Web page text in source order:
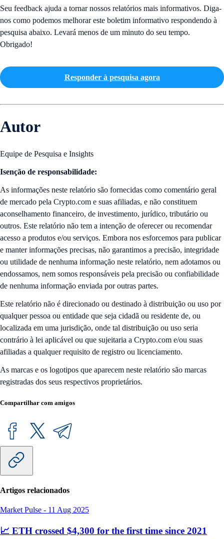
Seu feedback ajuda a tornar nossos relatórios mais informativos. Diga-
nos como podemos melhorar este boletim informativo respondendo à
pesquisa abaixo. Levará menos de um minuto do seu tempo.
Obrigado!
Responder à pesquisa agora
Autor
Equipe de Pesquisa e Insights
Isenção de responsabilidade:
As informações neste relatório são fornecidas como comentário geral
de mercado pela Crypto.com e suas afiliadas, e não constituem
aconselhamento financeiro, de investimento, jurídico, tributário ou
outros. Este relatório não tem a intenção de oferecer ou recomendar
acesso a produtos e/ou serviços. Embora nos esforcemos para publicar
e manter informações precisas, não garantimos a precisão, integridade
ou utilidade de nenhuma informação neste relatório, nem adotamos ou
endossamos, nem somos responsáveis ​​pela precisão ou confiabilidade
de nenhuma informação enviada por outras partes.
Este relatório não é direcionado ou destinado à distribuição ou uso por
qualquer pessoa ou entidade que seja cidadã ou residente de, ou
localizada em uma jurisdição, onde tal distribuição ou uso seria
contrário à lei aplicável ou que sujeitaria a Crypto.com e/ou suas
afiliadas a qualquer requisito de registro ou licenciamento.
As marcas e os logotipos que aparecem neste relatório são marcas
registradas dos seus respectivos proprietários.
Compartilhar com amigos
Artigos relacionados
Market Pulse - 11 Aug 2025
📈 ETH crossed $4,300 for the first time since 2021